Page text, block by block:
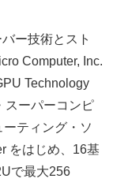
ー技術とスト
Computer, Inc.
Technology
スーパーコンピ
ティング・ソ
をはじめ、16基
で最大256